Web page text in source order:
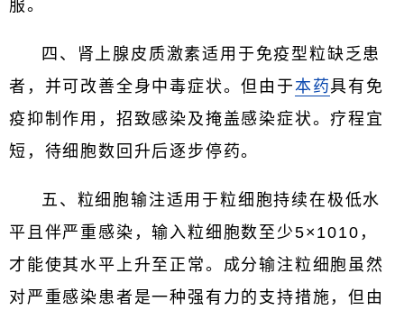
服。
四、肾上腺皮质激素适用于免疫型粒缺乏患
者，并可改善全身中毒症状。但由于本药具有免
疫抑制作用，招致感染及掩盖感染症状。疗程宜
短，待细胞数回升后逐步停药。
五、粒细胞输注适用于粒细胞持续在极低水
平且伴严重感染，输入粒细胞数至少5×1010，
才能使其水平上升至正常。成分输注粒细胞虽然
对严重感染患者是一种强有力的支持措施，但由